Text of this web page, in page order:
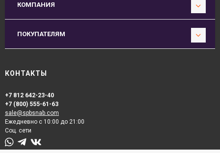
КОМПАНИЯ
ПОКУПАТЕЛЯМ
КОНТАКТЫ
+7 812 642-23-40
+7 (800) 555-61-63
sale@spbsnab.com
Ежедневно с 10:00 до 21:00
Соц. сети